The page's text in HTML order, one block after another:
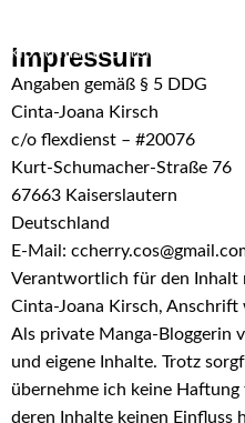
Skip to main content
Impressum
Angaben gemäß § 5 DDG
Cinta-Joana Kirsch
c/o flexdienst – #20076
Kurt-Schumacher-Straße 76
67663 Kaiserslautern
Deutschland
E-Mail:
Verantwortlich für den Inhalt
Cinta-Joana Kirsch, Anschrift
Als private Manga-Bloggerin
und eigene Inhalte. Trotz
übernehme ich keine
deren Inhalte keinen Einfluss